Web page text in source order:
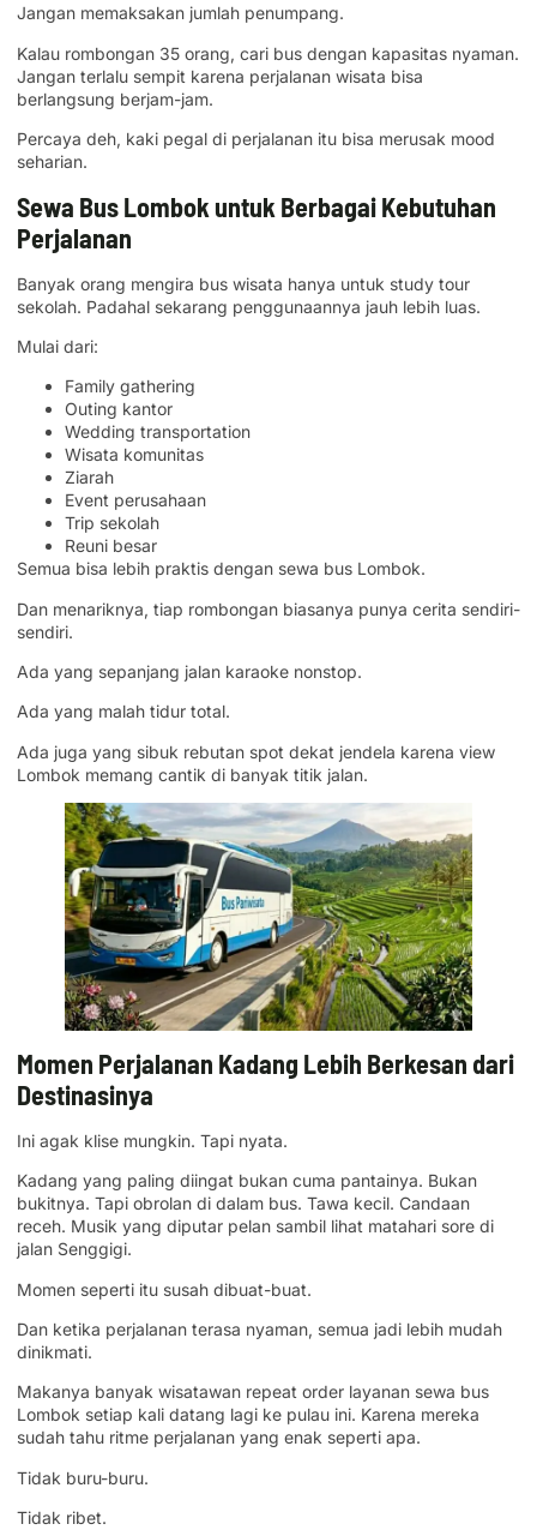
Jangan memaksakan jumlah penumpang.
Kalau rombongan 35 orang, cari bus dengan kapasitas nyaman.
Jangan terlalu sempit karena perjalanan wisata bisa
berlangsung berjam-jam.
Percaya deh, kaki pegal di perjalanan itu bisa merusak mood
seharian.
Sewa Bus Lombok untuk Berbagai Kebutuhan
Perjalanan
Banyak orang mengira bus wisata hanya untuk study tour
sekolah. Padahal sekarang penggunaannya jauh lebih luas.
Mulai dari:
Family gathering
Outing kantor
Wedding transportation
Wisata komunitas
Ziarah
Event perusahaan
Trip sekolah
Reuni besar
Semua bisa lebih praktis dengan sewa bus Lombok.
Dan menariknya, tiap rombongan biasanya punya cerita sendiri-
sendiri.
Ada yang sepanjang jalan karaoke nonstop.
Ada yang malah tidur total.
Ada juga yang sibuk rebutan spot dekat jendela karena view
Lombok memang cantik di banyak titik jalan.
Momen Perjalanan Kadang Lebih Berkesan dari
Destinasinya
Ini agak klise mungkin. Tapi nyata.
Kadang yang paling diingat bukan cuma pantainya. Bukan
bukitnya. Tapi obrolan di dalam bus. Tawa kecil. Candaan
receh. Musik yang diputar pelan sambil lihat matahari sore di
jalan Senggigi.
Momen seperti itu susah dibuat-buat.
Dan ketika perjalanan terasa nyaman, semua jadi lebih mudah
dinikmati.
Makanya banyak wisatawan repeat order layanan sewa bus
Lombok setiap kali datang lagi ke pulau ini. Karena mereka
sudah tahu ritme perjalanan yang enak seperti apa.
Tidak buru-buru.
Tidak ribet.